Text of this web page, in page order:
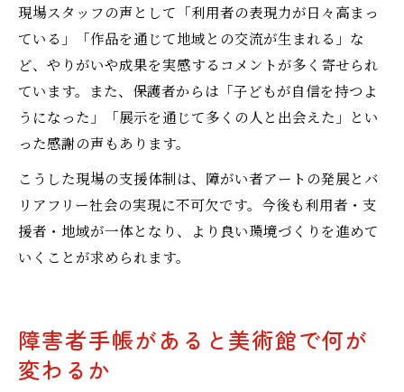
現場スタッフの声として「利用者の表現力が日々高まっ
ている」「作品を通じて地域との交流が生まれる」な
ど、やりがいや成果を実感するコメントが多く寄せられ
ています。また、保護者からは「子どもが自信を持つよ
うになった」「展示を通じて多くの人と出会えた」とい
った感謝の声もあります。
こうした現場の支援体制は、障がい者アートの発展とバ
リアフリー社会の実現に不可欠です。今後も利用者・支
援者・地域が一体となり、より良い環境づくりを進めて
いくことが求められます。
障害者手帳があると美術館で何が
変わるか